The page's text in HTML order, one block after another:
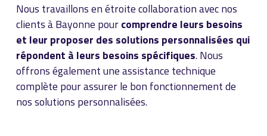
Nous travaillons en étroite collaboration avec nos
clients à Bayonne pourcomprendre leurs besoins
et leur proposer des solutions personnalisées qui
répondent à leurs besoins spécifiques. Nous
offrons également une assistance technique
complète pour assurer le bon fonctionnement de
nos solutions personnalisées.